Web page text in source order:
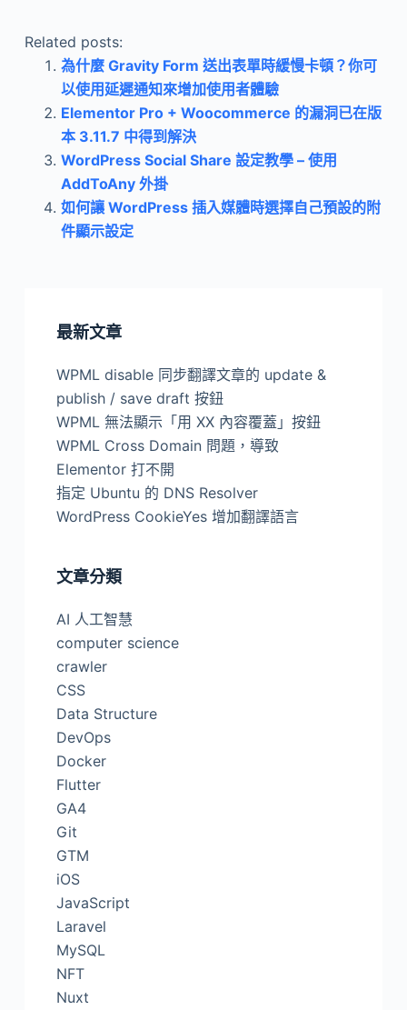
Related posts:
為什麼 Gravity Form 送出表單時緩慢卡頓？你可
以使用延遲通知來增加使用者體驗
Elementor Pro + Woocommerce 的漏洞已在版
本 3.11.7 中得到解決
WordPress Social Share 設定教學 – 使用
AddToAny 外掛
如何讓 WordPress 插入媒體時選擇自己預設的附
件顯示設定
最新文章
WPML disable 同步翻譯文章的 update &
publish / save draft 按鈕
WPML 無法顯示「用 XX 內容覆蓋」按鈕
WPML Cross Domain 問題，導致
Elementor 打不開
指定 Ubuntu 的 DNS Resolver
WordPress CookieYes 增加翻譯語言
文章分類
AI 人工智慧
computer science
crawler
CSS
Data Structure
DevOps
Docker
Flutter
GA4
Git
GTM
iOS
JavaScript
Laravel
MySQL
NFT
Nuxt